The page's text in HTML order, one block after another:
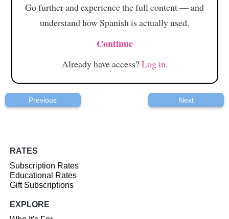
Go further and experience the full content — and
understand how Spanish is actually used.
Continue
Already have access?Log in.
Previous Next
RATES
Subscription Rates
Educational Rates
Gift Subscriptions
EXPLORE